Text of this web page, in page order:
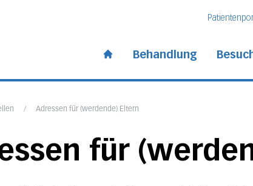
Behandlung
/ Adressen für (werdende) Eltern
für